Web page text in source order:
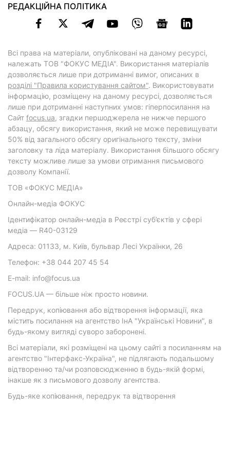
РЕДАКЦІЙНА ПОЛІТИКА
Всі права на матеріали, опубліковані на даному ресурсі,
належать ТОВ "ФОКУС МЕДІА". Використання матеріалів
дозволяється лише при дотриманні вимог, описаних в
розділі "Правила користування сайтом". Використовувати
інформацію, розміщену на даному ресурсі, дозволяється
лише при дотриманні наступних умов: гіперпосилання на
Cайт focus.ua, згадки першоджерела не нижче першого
абзацу, обсягу використання, який не може перевищувати
50% від загального обсягу оригінального тексту, зміни
заголовку та ліда матеріалу. Використання більшого обсягу
тексту можливе лише за умови отримання письмового
дозволу Компанії.
ТОВ «ФОКУС МЕДІА»
Онлайн-медіа ФОКУС
Ідентифікатор онлайн-медіа в Реєстрі суб’єктів у сфері
медіа — R40-03129
Адреса: 01133, м. Київ, бульвар Лесі Українки, 26
Телефон: +38 044 207 45 54
E-mail: info@focus.ua
FOCUS.UA — більше ніж просто новини.
Передрук, копіювання або відтворення інформації, яка
містить посилання на агентство ІнА "Українські Новини", в
будь-якому вигляді суворо заборонені.
Всі матеріали, які розміщені на цьому сайті з посиланням на
агентство "Інтерфакс-Україна", не підлягають подальшому
відтворенню та/чи розповсюдженню в будь-якій формі,
інакше як з письмового дозволу агентства.
Будь-яке копіювання, передрук та відтворення